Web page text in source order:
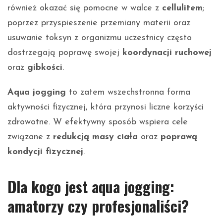
również okazać się pomocne w walce z cellulitem;
poprzez przyspieszenie przemiany materii oraz
usuwanie toksyn z organizmu uczestnicy często
dostrzegają poprawę swojej koordynacji ruchowej
oraz gibkości.
Aqua jogging to zatem wszechstronna forma
aktywności fizycznej, która przynosi liczne korzyści
zdrowotne. W efektywny sposób wspiera cele
związane z redukcją masy ciała oraz poprawą
kondycji fizycznej.
Dla kogo jest aqua jogging:
amatorzy czy profesjonaliści?